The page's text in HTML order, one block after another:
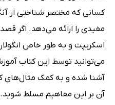
کسانی که مختصر شناختی از
مفیدی را ارائه می‌دهد. اگر
اسکریپت و به طور خاص
می‌توانید توسط این کتاب
آشنا شده و به کمک مثال‌های
آن بر این مفاهیم مسلط شوید.